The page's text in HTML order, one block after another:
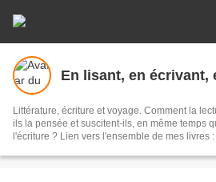
En lisant, en écrivant,
Littérature, écriture et voyage. Comment la
ils la pensée et suscitent-ils, en même temps